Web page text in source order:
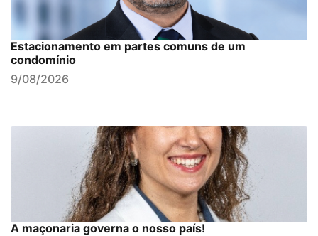
Estacionamento em partes comuns de um
condomínio
9/08/2026
A maçonaria governa o nosso país!